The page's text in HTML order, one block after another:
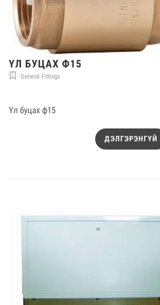
ҮЛ БУЦАХ Ф15
General Fittings
Үл буцах ф15
ДЭЛГЭРЭНГҮЙ